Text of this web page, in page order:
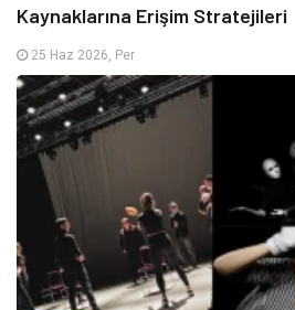
Kaynaklarına Erişim Stratejileri
25 Haz 2026, Per